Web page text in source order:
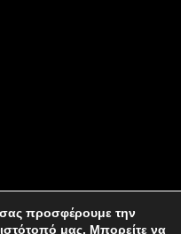
προσφέρουμε την
μας. Μπορείτε να